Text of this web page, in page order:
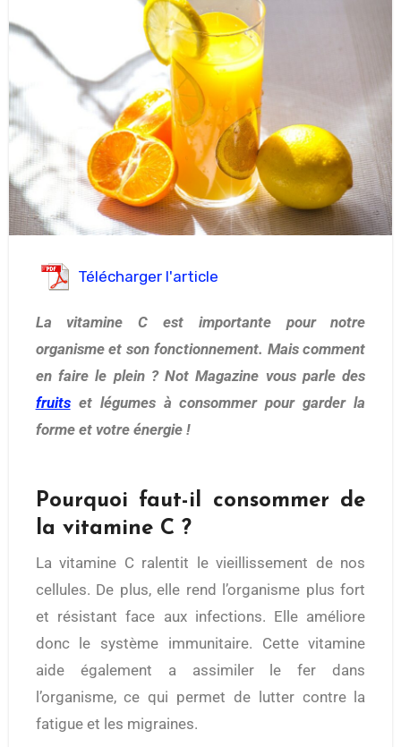
Télécharger l'article
La vitamine C est importante pour notre
organisme et son fonctionnement. Mais comment
en faire le plein ? Not Magazine vous parle des
fruitset légumes à consommer pour garder la
forme et votre énergie !
Pourquoi faut-il consommer de
la vitamine C ?
La vitamine C ralentit le vieillissement de nos
cellules. De plus, elle rend l’organisme plus fort
et résistant face aux infections. Elle améliore
donc le système immunitaire. Cette vitamine
aide également a assimiler le fer dans
l’organisme, ce qui permet de lutter contre la
fatigue et les migraines.